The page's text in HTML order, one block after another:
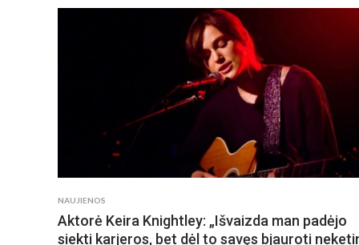
NAUJIENOS
Aktorė Keira Knightley: „Išvaizda man padėjo
siekti karjeros, bet dėl to savęs bjauroti